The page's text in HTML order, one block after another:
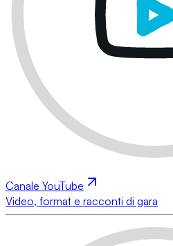
Canale YouTube
Video, format e racconti di gara